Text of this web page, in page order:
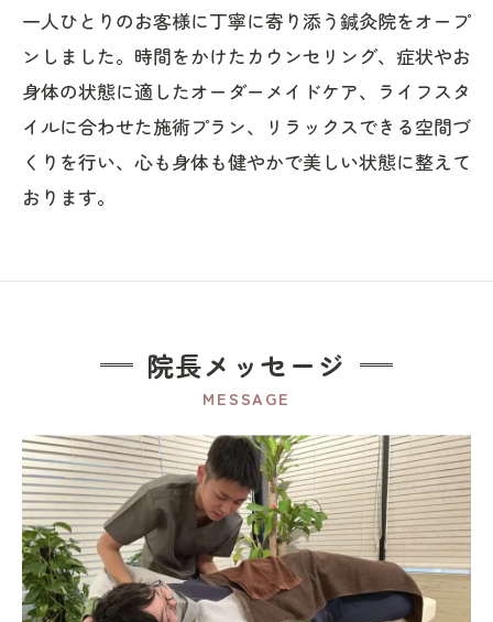
一人ひとりのお客様に丁寧に寄り添う鍼灸院をオープ
ンしました。時間をかけたカウンセリング、症状やお
身体の状態に適したオーダーメイドケア、ライフスタ
イルに合わせた施術プラン、リラックスできる空間づ
くりを行い、心も身体も健やかで美しい状態に整えて
おります。
院長メッセージ
MESSAGE